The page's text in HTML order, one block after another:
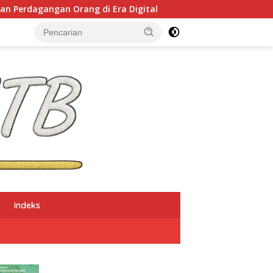
Orang di Era Digital NTB Selangkah Lagi
Indeks